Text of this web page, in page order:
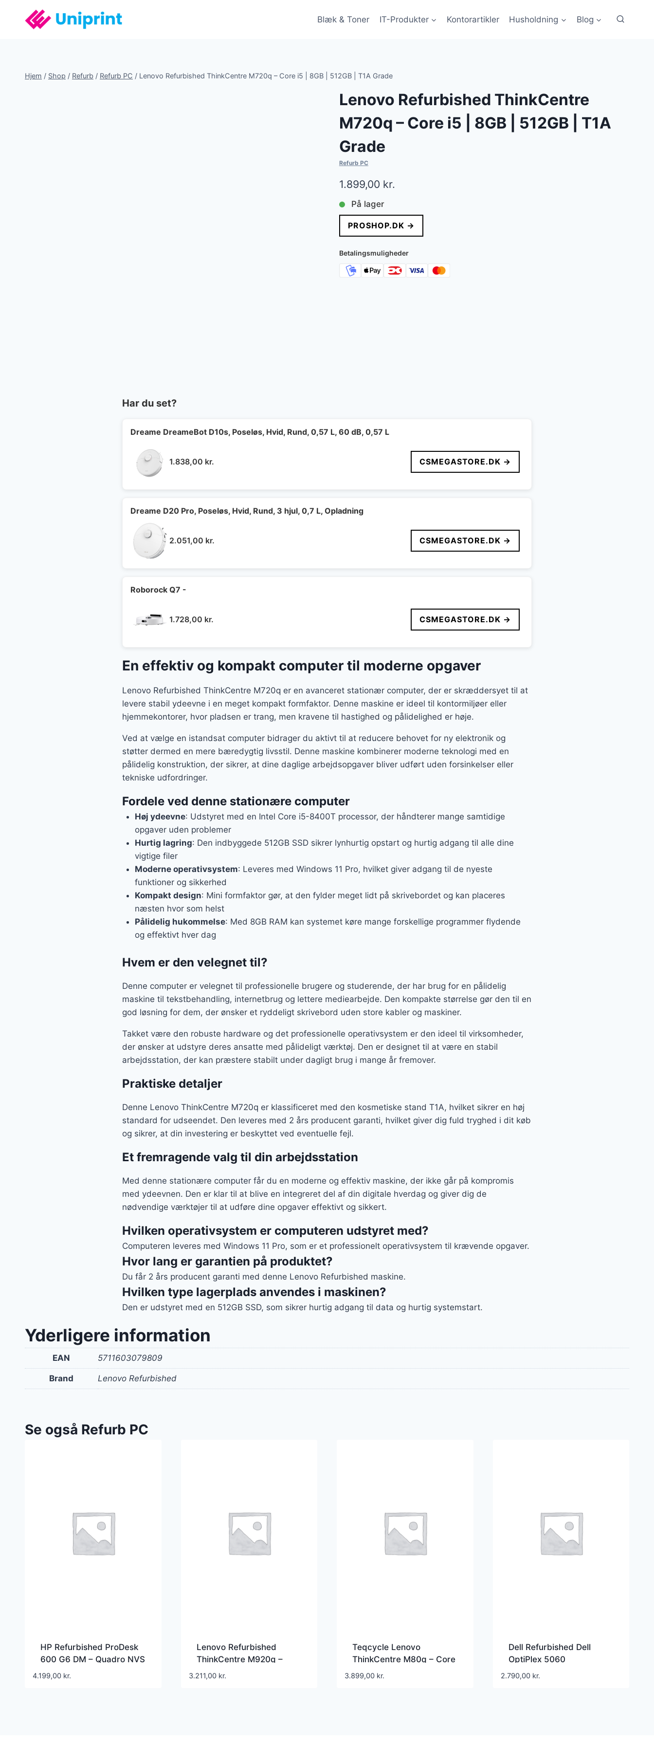
Blæk & Toner IT-Produkter Kontorartikler Husholdning Blog
Hjem / Shop / Refurb / Refurb PC / Lenovo Refurbished ThinkCentre M720q – Core i5 | 8GB | 512GB | T1A Grade
Lenovo Refurbished ThinkCentre
M720q – Core i5 | 8GB | 512GB | T1A
Grade
Refurb PC
1.899,00 kr.
På lager
PROSHOP.DK →
Betalingsmuligheder
Har du set?
Dreame DreameBot D10s, Poseløs, Hvid, Rund, 0,57 L, 60 dB, 0,57 L
1.838,00 kr. CSMEGASTORE.DK →
Dreame D20 Pro, Poseløs, Hvid, Rund, 3 hjul, 0,7 L, Opladning
2.051,00 kr. CSMEGASTORE.DK →
Roborock Q7 -
1.728,00 kr. CSMEGASTORE.DK →
En effektiv og kompakt computer til moderne opgaver
Lenovo Refurbished ThinkCentre M720q er en avanceret stationær computer, der er skræddersyet til at
levere stabil ydeevne i en meget kompakt formfaktor. Denne maskine er ideel til kontormiljøer eller
hjemmekontorer, hvor pladsen er trang, men kravene til hastighed og pålidelighed er høje.
Ved at vælge en istandsat computer bidrager du aktivt til at reducere behovet for ny elektronik og
støtter dermed en mere bæredygtig livsstil. Denne maskine kombinerer moderne teknologi med en
pålidelig konstruktion, der sikrer, at dine daglige arbejdsopgaver bliver udført uden forsinkelser eller
tekniske udfordringer.
Fordele ved denne stationære computer
Høj ydeevne: Udstyret med en Intel Core i5-8400T processor, der håndterer mange samtidige
opgaver uden problemer
Hurtig lagring: Den indbyggede 512GB SSD sikrer lynhurtig opstart og hurtig adgang til alle dine
vigtige filer
Moderne operativsystem: Leveres med Windows 11 Pro, hvilket giver adgang til de nyeste
funktioner og sikkerhed
Kompakt design: Mini formfaktor gør, at den fylder meget lidt på skrivebordet og kan placeres
næsten hvor som helst
Pålidelig hukommelse: Med 8GB RAM kan systemet køre mange forskellige programmer flydende
og effektivt hver dag
Hvem er den velegnet til?
Denne computer er velegnet til professionelle brugere og studerende, der har brug for en pålidelig
maskine til tekstbehandling, internetbrug og lettere mediearbejde. Den kompakte størrelse gør den til en
god løsning for dem, der ønsker et ryddeligt skrivebord uden store kabler og maskiner.
Takket være den robuste hardware og det professionelle operativsystem er den ideel til virksomheder,
der ønsker at udstyre deres ansatte med pålideligt værktøj. Den er designet til at være en stabil
arbejdsstation, der kan præstere stabilt under dagligt brug i mange år fremover.
Praktiske detaljer
Denne Lenovo ThinkCentre M720q er klassificeret med den kosmetiske stand T1A, hvilket sikrer en høj
standard for udseendet. Den leveres med 2 års producent garanti, hvilket giver dig fuld tryghed i dit køb
og sikrer, at din investering er beskyttet ved eventuelle fejl.
Et fremragende valg til din arbejdsstation
Med denne stationære computer får du en moderne og effektiv maskine, der ikke går på kompromis
med ydeevnen. Den er klar til at blive en integreret del af din digitale hverdag og giver dig de
nødvendige værktøjer til at udføre dine opgaver effektivt og sikkert.
Hvilken operativsystem er computeren udstyret med?
Computeren leveres med Windows 11 Pro, som er et professionelt operativsystem til krævende opgaver.
Hvor lang er garantien på produktet?
Du får 2 års producent garanti med denne Lenovo Refurbished maskine.
Hvilken type lagerplads anvendes i maskinen?
Den er udstyret med en 512GB SSD, som sikrer hurtig adgang til data og hurtig systemstart.
Yderligere information
EAN 5711603079809
Brand Lenovo Refurbished
Se også Refurb PC
HP Refurbished ProDesk
600 G6 DM – Quadro NVS
310 | Core i5 | 16GB |
4.199,00 kr.
Lenovo Refurbished
ThinkCentre M920q –
Core i5 | 16GB | 512GB | A
3.211,00 kr.
Teqcycle Lenovo
ThinkCentre M80q – Core
i5 | 16GB | 256GB |
3.899,00 kr.
Dell Refurbished Dell
OptiPlex 5060
refurbished
2.790,00 kr.